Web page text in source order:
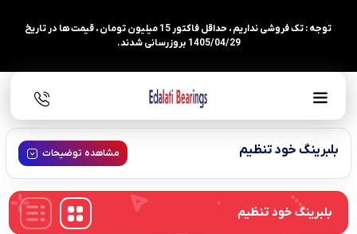
توجه : تک فروشی نداریم ، حداقل فاکتور 15 میلیون تومان ، قیمت ها در تاریخ
1405/04/29 بروزرسانی شدند.
بلبرینگ خود تنظیم مشاهده توضیحات
بلبرینگ خود تنظیم